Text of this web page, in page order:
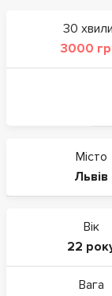
30
3000
Місто
Львів
Вік
22
Вага